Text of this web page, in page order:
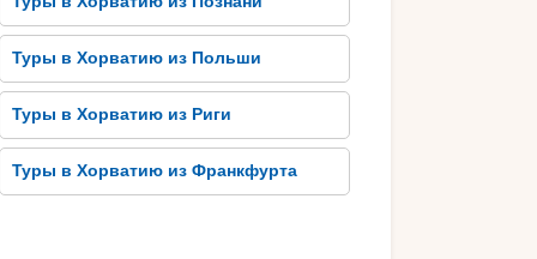
Туры в Хорватию из Польши
Туры в Хорватию из Риги
Туры в Хорватию из Франкфурта